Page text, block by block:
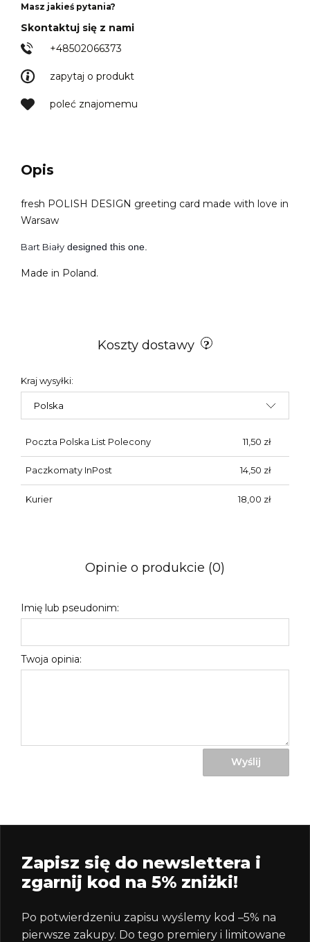
zapytaj o produkt
poleć znajomemu
Masz jakieś pytania?
Skontaktuj się z nami
+48502066373
Opis
fresh POLISH DESIGN greeting card made with love in
Warsaw
Bart Biały designed this one.
Made in Poland.
Koszty dostawy
Kraj wysyłki:
Poczta Polska List Polecony 11,50 zł
Paczkomaty InPost 14,50 zł
Kurier 18,00 zł
Opinie o produkcie (0)
Imię lub pseudonim:
Twoja opinia:
Wyślij
Zapisz się do newslettera i
zgarnij kod na 5% zniżki!
Po potwierdzeniu zapisu wyślemy kod –5% na
pierwsze zakupy. Do tego premiery i limitowane